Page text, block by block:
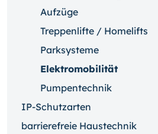
Aufzüge
Treppenlifte / Homelifts
Parksysteme
Elektromobilität
Pumpentechnik
IP-Schutzarten
barrierefreie Haustechnik